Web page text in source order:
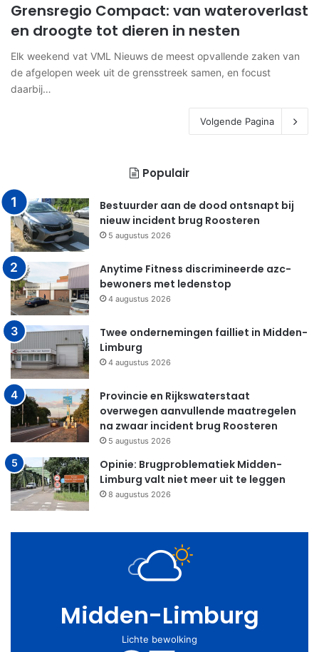
Grensregio Compact: van wateroverlast
en droogte tot dieren in nesten
Elk weekend vat VML Nieuws de meest opvallende zaken van
de afgelopen week uit de grensstreek samen, en focust
daarbij…
Volgende Pagina
Populair
Bestuurder aan de dood ontsnapt bij
nieuw incident brug Roosteren
5 augustus 2026
Anytime Fitness discrimineerde azc-
bewoners met ledenstop
4 augustus 2026
Twee ondernemingen failliet in Midden-
Limburg
4 augustus 2026
Provincie en Rijkswaterstaat
overwegen aanvullende maatregelen
na zwaar incident brug Roosteren
5 augustus 2026
Opinie: Brugproblematiek Midden-
Limburg valt niet meer uit te leggen
8 augustus 2026
Midden-Limburg
Lichte bewolking